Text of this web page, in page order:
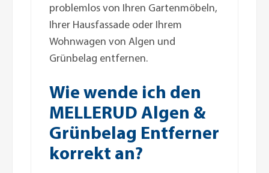
problemlos von Ihren Gartenmöbeln,
Ihrer Hausfassade oder Ihrem
Wohnwagen von Algen und
Grünbelag entfernen.
Wie wende ich den
MELLERUD Algen &
Grünbelag Entferner
korrekt an?